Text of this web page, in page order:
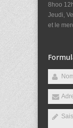
8hoo
Jeudi,
et le